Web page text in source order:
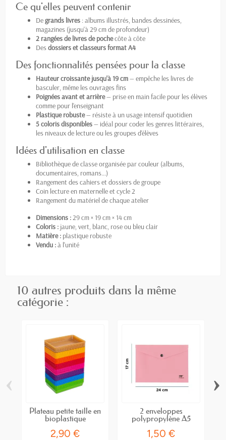
Ce qu'elles peuvent contenir
Degrands livres : albums illustrés, bandes dessinées,
magazines (jusqu'à 29 cm de profondeur)
2 rangées de livres de pochecôte à côte
Desdossiers et classeurs format A4
Des fonctionnalités pensées pour la classe
Hauteur croissante jusqu'à 19 cm— empêche les livres de
basculer, même les ouvrages fins
Poignées avant et arrière— prise en main facile pour les élèves
comme pour l'enseignant
Plastique robuste— résiste à un usage intensif quotidien
5 coloris disponibles— idéal pour coder les genres littéraires,
les niveaux de lecture ou les groupes d'élèves
Idées d'utilisation en classe
Bibliothèque de classe organisée par couleur (albums,
documentaires, romans…)
Rangement des cahiers et dossiers de groupe
Coin lecture en maternelle et cycle 2
Rangement du matériel de chaque atelier
Dimensions :29 cm × 19 cm × 14 cm
Coloris : jaune, vert, blanc, rose ou bleu clair
Matière : plastique robuste
Vendu :à l'unité
10 autres produits dans la même
catégorie :
Plateau petite taille en
bioplastique
2,90 €
2 enveloppes
polypropylène A5
1,50 €
‹ ›